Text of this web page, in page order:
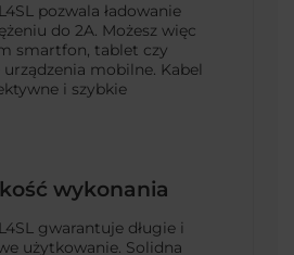
pozwala ładowanie
do 2A. Możesz więc
smartfon, tablet czy
mobilne. Kabel
i szybkie
wykonania
gwarantuje długie i
użytkowanie. Solidna